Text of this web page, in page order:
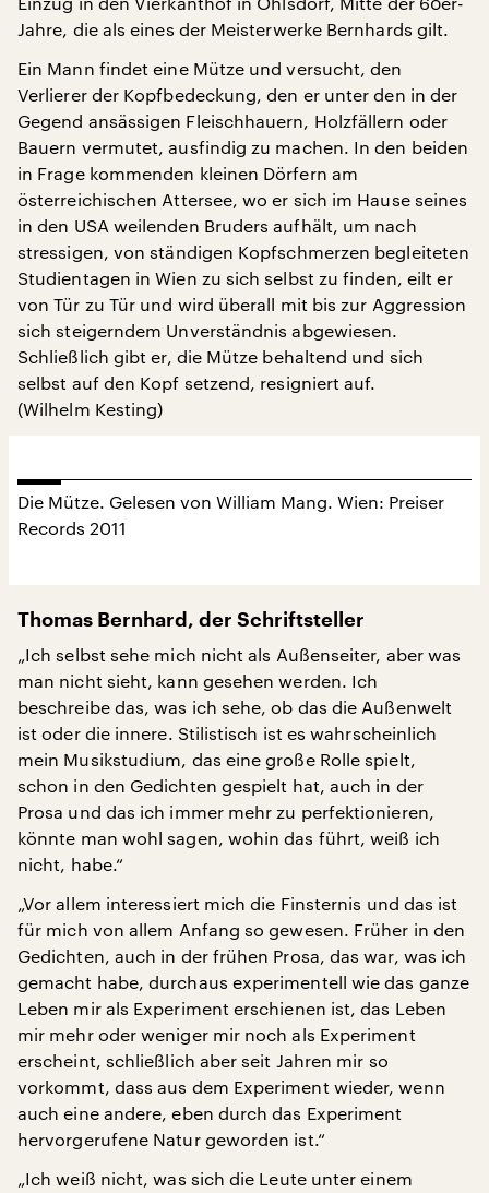
Jahre, die als eines der Meisterwerke Bernhards gilt.
Ein Mann findet eine Mütze und versucht, den
Verlierer der Kopfbedeckung, den er unter den in der
Gegend ansässigen Fleischhauern, Holzfällern oder
Bauern vermutet, ausfindig zu machen. In den beiden
in Frage kommenden kleinen Dörfern am
österreichischen Attersee, wo er sich im Hause seines
in den USA weilenden Bruders aufhält, um nach
stressigen, von ständigen Kopfschmerzen begleiteten
Studientagen in Wien zu sich selbst zu finden, eilt er
von Tür zu Tür und wird überall mit bis zur Aggression
sich steigerndem Unverständnis abgewiesen.
Schließlich gibt er, die Mütze behaltend und sich
selbst auf den Kopf setzend, resigniert auf.
(Wilhelm Kesting)
Die Mütze. Gelesen von William Mang. Wien: Preiser
Records 2011
Thomas Bernhard, der Schriftsteller
„Ich selbst sehe mich nicht als Außenseiter, aber was
man nicht sieht, kann gesehen werden. Ich
beschreibe das, was ich sehe, ob das die Außenwelt
ist oder die innere. Stilistisch ist es wahrscheinlich
mein Musikstudium, das eine große Rolle spielt,
schon in den Gedichten gespielt hat, auch in der
Prosa und das ich immer mehr zu perfektionieren,
könnte man wohl sagen, wohin das führt, weiß ich
nicht, habe.“
„Vor allem interessiert mich die Finsternis und das ist
für mich von allem Anfang so gewesen. Früher in den
Gedichten, auch in der frühen Prosa, das war, was ich
gemacht habe, durchaus experimentell wie das ganze
Leben mir als Experiment erschienen ist, das Leben
mir mehr oder weniger mir noch als Experiment
erscheint, schließlich aber seit Jahren mir so
vorkommt, dass aus dem Experiment wieder, wenn
auch eine andere, eben durch das Experiment
hervorgerufene Natur geworden ist.“
„Ich weiß nicht, was sich die Leute unter einem